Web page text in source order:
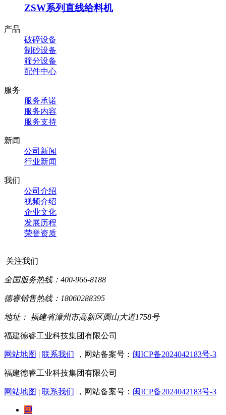
ZSW系列直线给料机
产品
破碎设备
制砂设备
筛分设备
配件中心
服务
服务承诺
服务内容
服务支持
新闻
公司新闻
行业新闻
我们
公司介绍
视频介绍
企业文化
发展历程
荣誉资质
关注我们
全国服务热线：400-966-8188
德睿销售热线：18060288395
地址： 福建省漳州市高新区圆山大道1758号
福建德睿工业科技集团有限公司
网站地图 | 联系我们 ，网站备案号： 闽ICP备2024042183号-3
福建德睿工业科技集团有限公司
网站地图 | 联系我们 ，网站备案号： 闽ICP备2024042183号-3